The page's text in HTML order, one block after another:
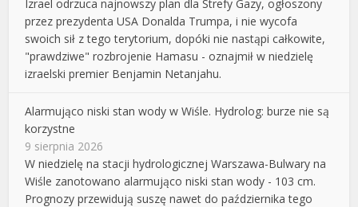
Izrael odrzuca najnowszy plan dla Strefy Gazy, ogłoszony
przez prezydenta USA Donalda Trumpa, i nie wycofa
swoich sił z tego terytorium, dopóki nie nastąpi całkowite,
"prawdziwe" rozbrojenie Hamasu - oznajmił w niedzielę
izraelski premier Benjamin Netanjahu.
Alarmująco niski stan wody w Wiśle. Hydrolog: burze nie są
korzystne
9 sierpnia 2026
W niedzielę na stacji hydrologicznej Warszawa-Bulwary na
Wiśle zanotowano alarmująco niski stan wody - 103 cm.
Prognozy przewidują suszę nawet do października tego